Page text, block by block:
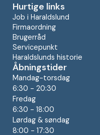
Hurtige links
Job i Haraldslund
Firmaordning
Brugerråd
Servicepunkt
Haraldslunds historie
Åbningstider
Mandag-torsdag
6:30 - 20:30
Fredag
6:30 - 18:00
Lørdag & søndag
8:00 - 17:30